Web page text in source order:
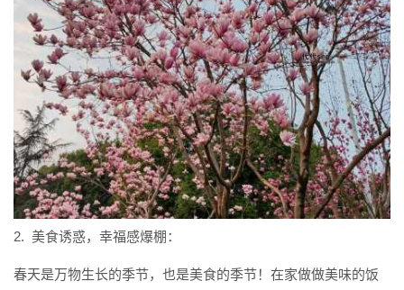
2. 美食诱惑，幸福感爆棚：
春天是万物生长的季节，也是美食的季节！在家做做美味的饭